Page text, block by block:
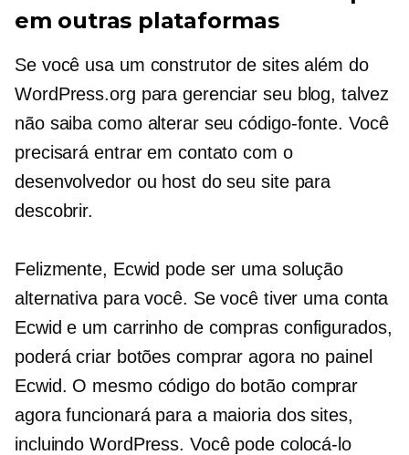
em outras plataformas
Se você usa um construtor de sites além do
WordPress.org para gerenciar seu blog, talvez
não saiba como alterar seu código-fonte. Você
precisará entrar em contato com o
desenvolvedor ou host do seu site para
descobrir.
Felizmente, Ecwid pode ser uma solução
alternativa para você. Se você tiver uma conta
Ecwid e um carrinho de compras configurados,
poderá criar botões comprar agora no painel
Ecwid. O mesmo código do botão comprar
agora funcionará para a maioria dos sites,
incluindo WordPress. Você pode colocá-lo